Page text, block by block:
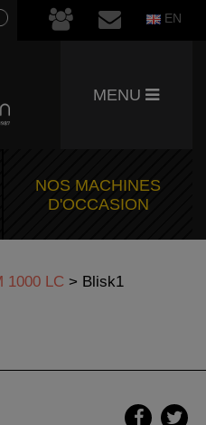
EN
MENU
NOS MACHINES
D'OCCASION
1000 LC > Blisk1